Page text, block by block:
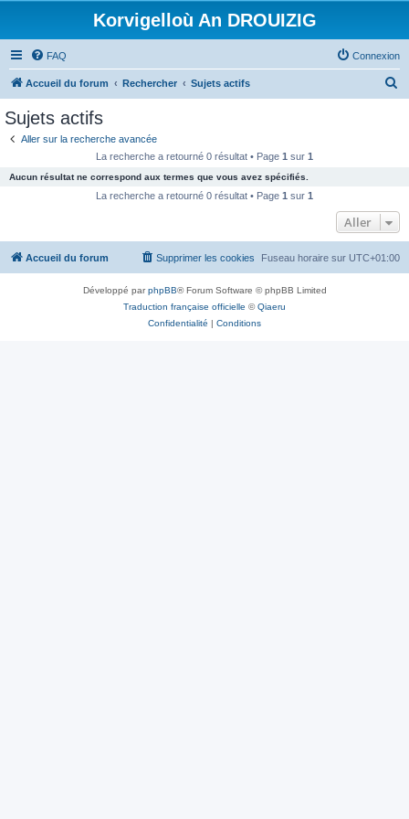
Korvigelloù An DROUIZIG
FAQ Connexion
Accueil du forum Rechercher Sujets actifs
c
e
Sujets actifs
Aller sur la recherche avancée
La recherche a retourné 0 résultat • Page 1 sur 1
Aucun résultat ne correspond aux termes que vous avez spécifiés.
La recherche a retourné 0 résultat • Page 1 sur 1
Aller
Accueil du forum Fuseau horaire sur UTC+01:00
Supprimer les cookies
Développé parphpBB® Forum Software © phpBB Limited
Traduction française officielle ©Qiaeru
Confidentialité | Conditions